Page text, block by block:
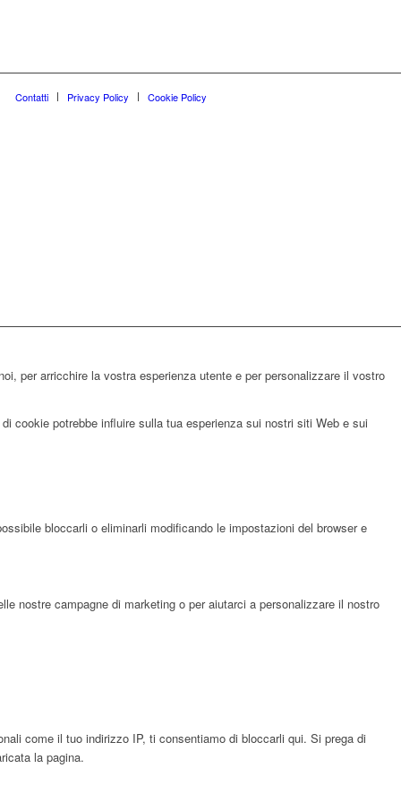
Contatti Privacy Policy Cookie Policy
per arricchire la vostra esperienza utente e per personalizzare il vostro
cookie potrebbe influire sulla tua esperienza sui nostri siti Web e sui
bloccarli o eliminarli modificando le impostazioni del browser e
nostre campagne di marketing o per aiutarci a personalizzare il nostro
come il tuo indirizzo IP, ti consentiamo di bloccarli qui. Si prega di
la pagina.